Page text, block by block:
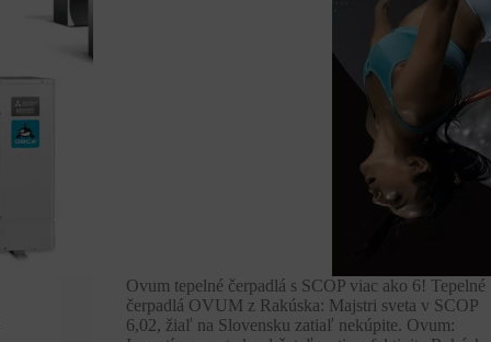
Ovum tepelné čerpadlá s SCOP viac ako 6! Tepelné
čerpadlá OVUM z Rakúska: Majstri sveta v SCOP
6,02, žiaľ na Slovensku zatiaľ nekúpite. Ovum: